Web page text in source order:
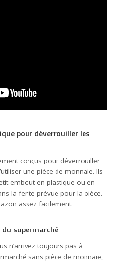
pour déverrouiller les
conçus pour déverrouiller
une pièce de monnaie. Ils
embout en plastique ou en
la fente prévue pour la pièce.
assez facilement.
du supermarché
n’arrivez toujours pas à
sans pièce de monnaie,